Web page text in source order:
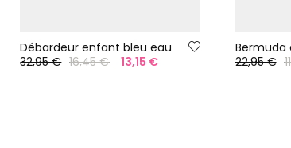
Débardeur enfant bleu eau
32,95 € 16,45 € 13,15 € 22,95 €